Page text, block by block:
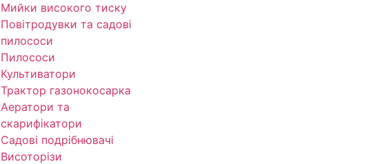
Мийки високого тиску
Повітродувки та садові
пилососи
Пилососи
Культиватори
Трактор газонокосарка
Аератори та
скарифікатори
Садові подрібнювачі
Висоторізи